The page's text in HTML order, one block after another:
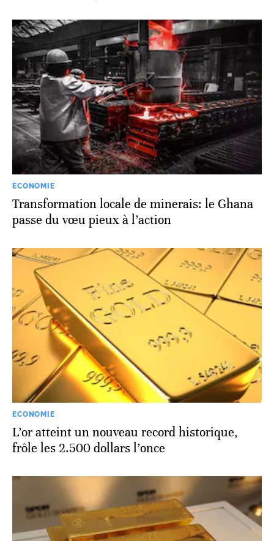
ECONOMIE
Transformation locale de minerais: le Ghana
passe du vœu pieux à l’action
ECONOMIE
L’or atteint un nouveau record historique,
frôle les 2.500 dollars l’once